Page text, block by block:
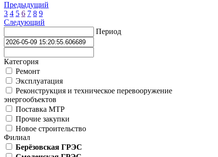
Предыдущий
3 4 5 6 7 8 9
Следующий
Период
Категория
Ремонт
Эксплуатация
Реконструкция и техническое перевооружение
энергообъектов
Поставка МТР
Прочие закупки
Новое строительство
Филиал
Берёзовская ГРЭС